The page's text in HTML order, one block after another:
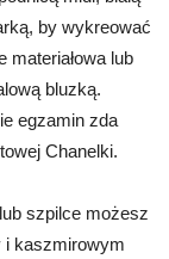
by wykreować
materiałowa lub
bluzką.
egzamin zda
Chanelki.
szpilce możesz
i kaszmirowym